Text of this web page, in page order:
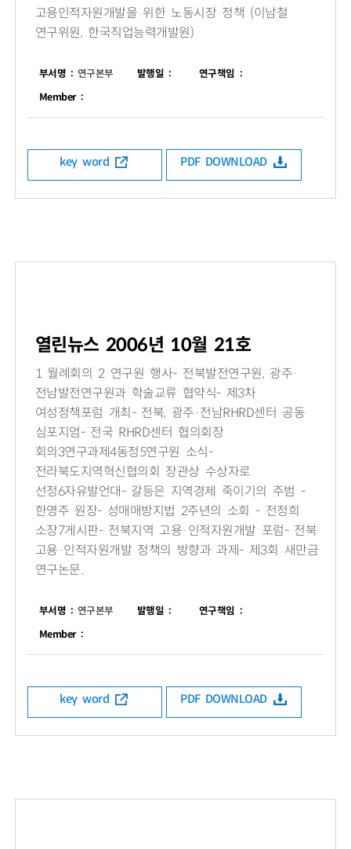
고용인적자원개발을 위한 노동시장 정책 (이남철
연구위원, 한국직업능력개발원)
부서명 : 연구본부 발행일 :
연구책임 :
Member :
key word PDF DOWNLOAD
열린뉴스 2006년 10월 21호
1 월례회의 2 연구원 행사- 전북발전연구원, 광주·
전남발전연구원과 학술교류 협약식- 제3차
여성정책포럼 개최- 전북, 광주·전남RHRD센터 공동
심포지엄- 전국 RHRD센터 협의회장
회의3연구과제4동정5연구원 소식-
전라북도지역혁신협의회 장관상 수상자로
선정6자유발언대- 갈등은 지역경제 죽이기의 주범 -
한영주 원장- 성매매방지법 2주년의 소회 - 전정희
소장7게시판- 전북지역 고용·인적자원개발 포럼- 전북
고용·인적자원개발 정책의 방향과 과제- 제3회 새만금
연구논문..
부서명 : 연구본부 발행일 :
연구책임 :
Member :
key word PDF DOWNLOAD